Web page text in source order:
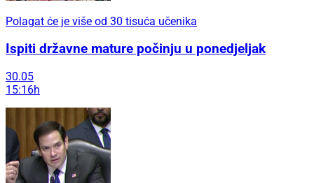
Polagat će je više od 30 tisuća učenika
Ispiti državne mature počinju u ponedjeljak
30.05
15:16h